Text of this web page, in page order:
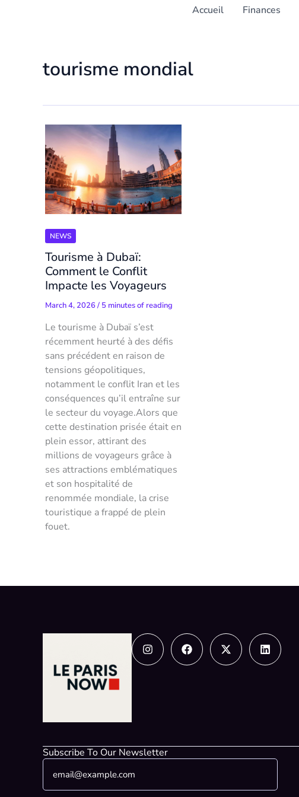
Accueil Finances
tourisme mondial
NEWS
Tourisme à Dubaï:
Comment le Conflit
Impacte les Voyageurs
March 4, 2026/ 5 minutes of reading
Le tourisme à Dubaï s’est
récemment heurté à des défis
sans précédent en raison de
tensions géopolitiques,
notamment le conflit Iran et les
conséquences qu’il entraîne sur
le secteur du voyage.Alors que
cette destination prisée était en
plein essor, attirant des
millions de voyageurs grâce à
ses attractions emblématiques
et son hospitalité de
renommée mondiale, la crise
touristique a frappé de plein
fouet.
InstagramFacebookX-
twitter
Linkedin
Subscribe To Our Newsletter
E
a
E
a